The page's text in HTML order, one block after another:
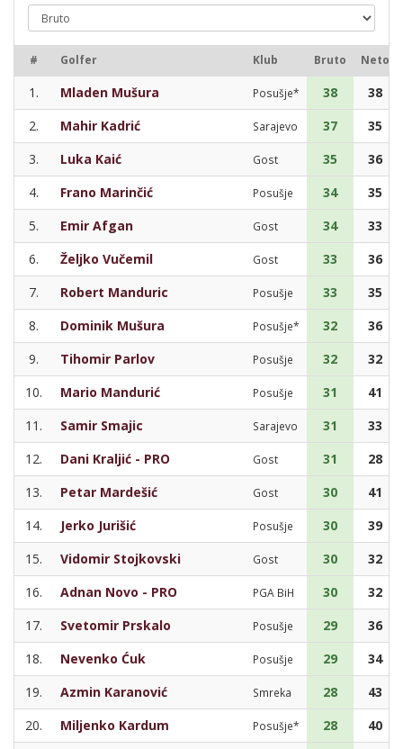
# Golfer Klub Bruto Neto
1. Mladen Mušura Posušje* 38
38
2.
Mahir Kadrić Sarajevo 37
35
3.
Luka Kaić Gost 35
36
4.
Frano Marinčić Posušje 34
35
5.
Emir Afgan Gost 34
33
6.
Željko Vučemil Gost 33
36
7.
Robert Manduric Posušje 33
35
8.
Dominik Mušura Posušje* 32
36
9.
Tihomir Parlov Posušje 32
32
10.
Mario Mandurić Posušje 31
41
11.
Samir Smajic Sarajevo 31
33
12.
Dani Kraljić - PRO Gost 31
28
13.
Petar Mardešić Gost 30
41
14.
Jerko Jurišić Posušje 30
39
15.
Vidomir Stojkovski Gost 30
32
16.
Adnan Novo - PRO PGA BiH 30
32
17.
Svetomir Prskalo Posušje 29
36
18.
Nevenko Ćuk Posušje 29
34
19.
Azmin Karanović Smreka 28
43
20.
Miljenko Kardum Posušje* 28
40